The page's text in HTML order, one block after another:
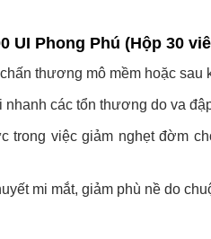
UI Phong Phú (Hộp 30
thương mô mềm hoặc sau
các tổn thương do va
trong việc giảm nghẹt đờm
mi mắt, giảm phù nề do